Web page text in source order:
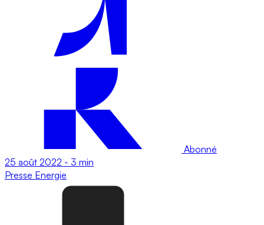
Abonné
25 août 2022 - 3 min
Presse Energie